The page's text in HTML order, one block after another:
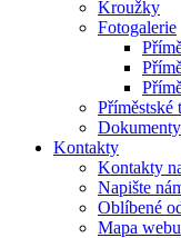
Kroužky
Fotogalerie
Příměstské
Dokumenty
Kontakty
Kontakty
Napište
Oblíbené
Mapa webu